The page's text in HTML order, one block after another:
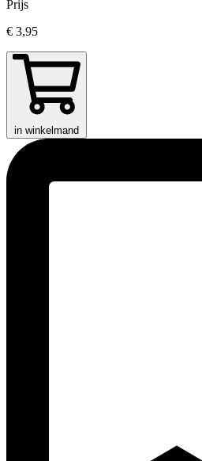
Prijs
€ 3,95
in winkelmand